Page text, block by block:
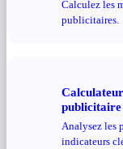
Calculez les
publicitaires.
publicitaire
Analysez les
indicateurs